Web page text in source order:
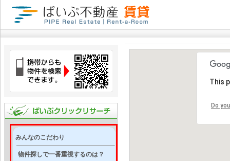
みんなのこだわり
物件探しで一番重視するのは？
This
Do